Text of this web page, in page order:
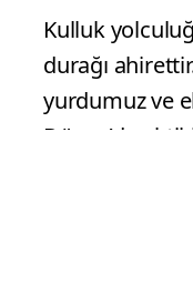
Kulluk
durağı
yurdumuz ve
Dünya’da